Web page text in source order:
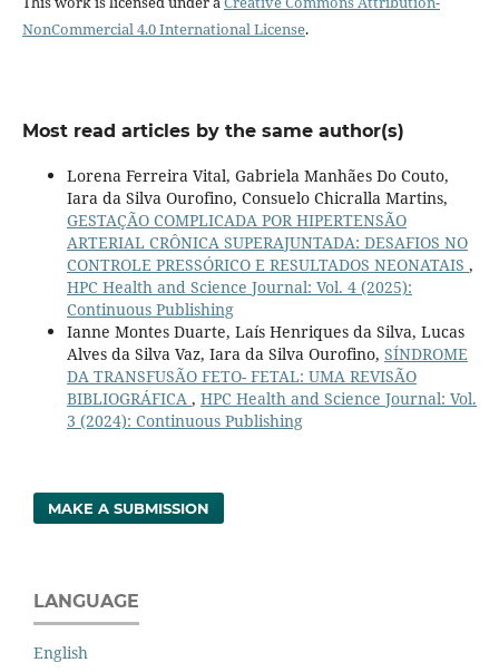
NonCommercial 4.0 International License.
Most read articles by the same author(s)
Lorena Ferreira Vital, Gabriela Manhães Do Couto,
Iara da Silva Ourofino, Consuelo Chicralla Martins,
GESTAÇÃO COMPLICADA POR HIPERTENSÃO
ARTERIAL CRÔNICA SUPERAJUNTADA: DESAFIOS NO
CONTROLE PRESSÓRICO E RESULTADOS NEONATAIS ,
HPC Health and Science Journal: Vol. 4 (2025):
Continuous Publishing
Ianne Montes Duarte, Laís Henriques da Silva, Lucas
Alves da Silva Vaz, Iara da Silva Ourofino, SÍNDROME
DA TRANSFUSÃO FETO- FETAL: UMA REVISÃO
BIBLIOGRÁFICA , HPC Health and Science Journal: Vol.
3 (2024): Continuous Publishing
MAKE A SUBMISSION
LANGUAGE
English